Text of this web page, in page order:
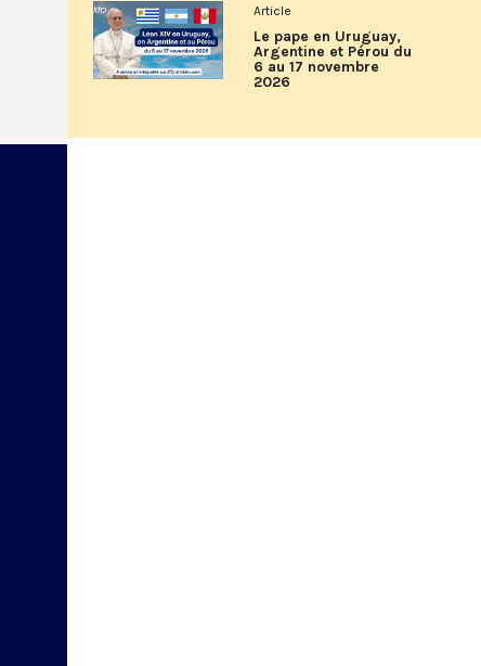
Article
Le pape en Uruguay,
Argentine et Pérou du
6 au 17 novembre
2026